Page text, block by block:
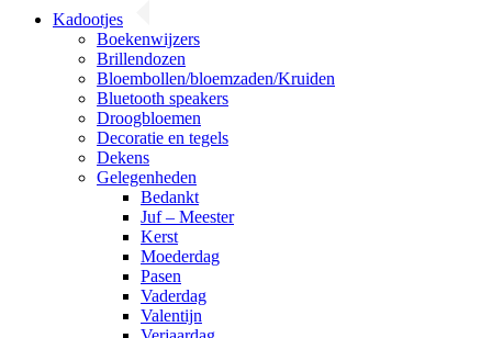
Kadootjes
Boekenwijzers
Brillendozen
Bloembollen/bloemzaden/Kruiden
Bluetooth speakers
Droogbloemen
Decoratie en tegels
Dekens
Gelegenheden
Bedankt
Juf – Meester
Kerst
Moederdag
Pasen
Vaderdag
Valentijn